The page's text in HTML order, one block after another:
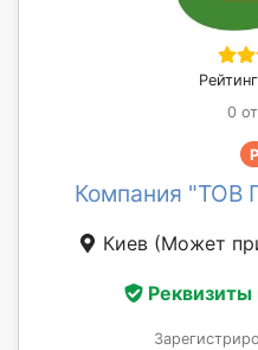
0
Компания
Киев (Может